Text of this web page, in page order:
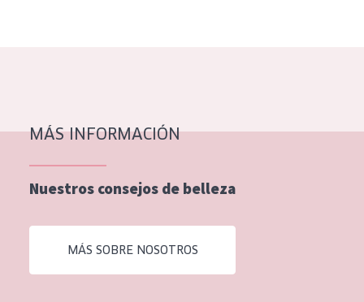
Piel madura
Piel menopáusica
EDAD
MÁS INFORMACIÓN
Nuestros consejos de belleza
MÁS SOBRE NOSOTROS